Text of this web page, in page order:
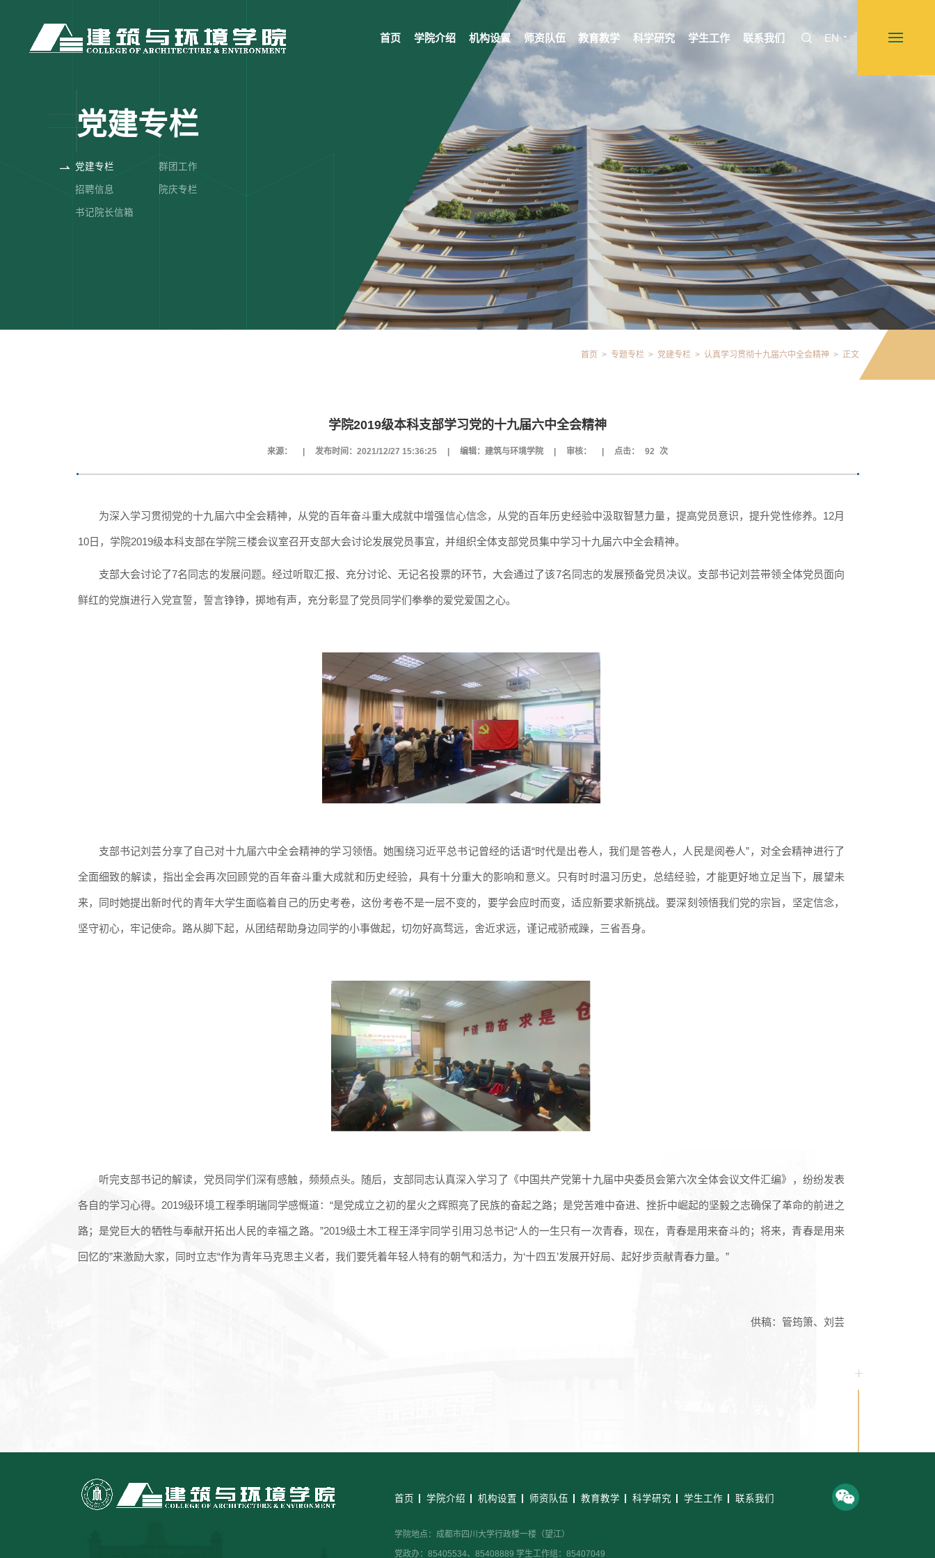
首页 学院介绍 机构设置 师资队伍 教育教学 科学研究 学生工作 联系我们 EN
党建专栏
党建专栏 群团工作
招聘信息 院庆专栏
书记院长信箱
首页 > 专题专栏 > 党建专栏 > 认真学习贯彻十九届六中全会精神 > 正文
学院2019级本科支部学习党的十九届六中全会精神
来源： 发布时间：2021/12/27 15:36:25 编辑：建筑与环境学院 审核： 点击： 92 次
为深入学习贯彻党的十九届六中全会精神，从党的百年奋斗重大成就中增强信心信念，从党的百年历史经验中汲取智慧力量，提高党员意识，提升党性修养。 12月
10日，学院2019级本科支部在学院三楼会议室召开支部大会讨论发展党员事宜，并组织全体支部党员集中学习十九届六中全会精神。
支部大会讨论了7名同志的发展问题。经过听取汇报、充分讨论、无记名投票的环节，大会通过了该7名同志的发展预备党员决议。支部书记刘芸带领全体党员面向
鲜红的党旗进行入党宣誓，誓言铮铮，掷地有声，充分彰显了党员同学们拳拳的爱党爱国之心。
支部书记刘芸分享了自己对十九届六中全会精神的学习领悟。她围绕习近平总书记曾经的话语“时代是出卷人，我们是答卷人，人民是阅卷人”，对全会精神进行了
全面细致的解读，指出全会再次回顾党的百年奋斗重大成就和历史经验，具有十分重大的影响和意义。只有时时温习历史，总结经验，才能更好地立足当下，展望未
来，同时她提出新时代的青年大学生面临着自己的历史考卷，这份考卷不是一层不变的，要学会应时而变，适应新要求新挑战。要深刻领悟我们党的宗旨，坚定信念，
坚守初心，牢记使命。路从脚下起，从团结帮助身边同学的小事做起，切勿好高骛远，舍近求远，谨记戒骄戒躁，三省吾身。
听完支部书记的解读，党员同学们深有感触，频频点头。随后，支部同志认真深入学习了《中国共产党第十九届中央委员会第六次全体会议文件汇编》，纷纷发表
各自的学习心得。 2019级环境工程季明瑞同学感慨道： “是党成立之初的星火之辉照亮了民族的奋起之路；是党苦难中奋进、挫折中崛起的坚毅之志确保了革命的前进之
路；是党巨大的牺牲与奉献开拓出人民的幸福之路。”2019级土木工程王泽宇同学引用习总书记“人的一生只有一次青春，现在，青春是用来奋斗的；将来，青春是用来
回忆的”来激励大家，同时立志“作为青年马克思主义者，我们要凭着年轻人特有的朝气和活力，为‘十四五’发展开好局、起好步贡献青春力量。”
供稿：管筠箫、刘芸
首页 学院介绍 机构设置 师资队伍 教育教学 科学研究 学生工作 联系我们
学院地点：成都市四川大学行政楼一楼（望江）
党政办：85405534、85408889 学生工作组：85407049